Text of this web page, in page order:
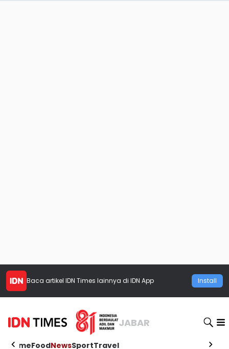
Baca artikel IDN Times lainnya di IDN App Install
JABAR
HomeFoodNewsSportTravel